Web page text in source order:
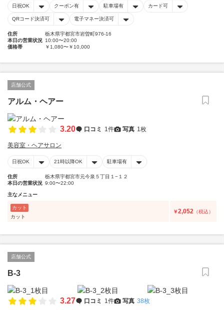
日祝OK クーポン有 駐車場有 カード可
QRコード決済可 電子マネー決済可
住所
栃木県宇都宮市岩曽町976-16
本日の営業状況 10:00〜20:00
価格帯
￥1,080〜￥10,000
店舗公式
アルム・ヘアー
3.20 口コミ 1件 写真 1枚
美容室・ヘアサロン
日祝OK 21時以降OK 駐車場有
住所
栃木県宇都宮市元今泉５丁目１−１２
本日の営業状況 9:00〜22:00
主なメニュー
カット
カット
￥2,052 （税込）
店舗公式
B-3
3.27 口コミ 1件 写真 38枚